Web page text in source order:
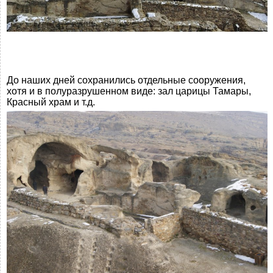
До наших дней сохранились отдельные сооружения,
хотя и в полуразрушенном виде: зал царицы Тамары,
Красный храм и т.д.